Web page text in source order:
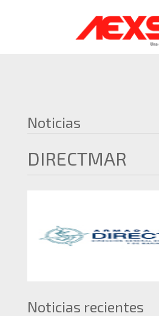
Noticias
DIRECTMAR
Noticias recientes